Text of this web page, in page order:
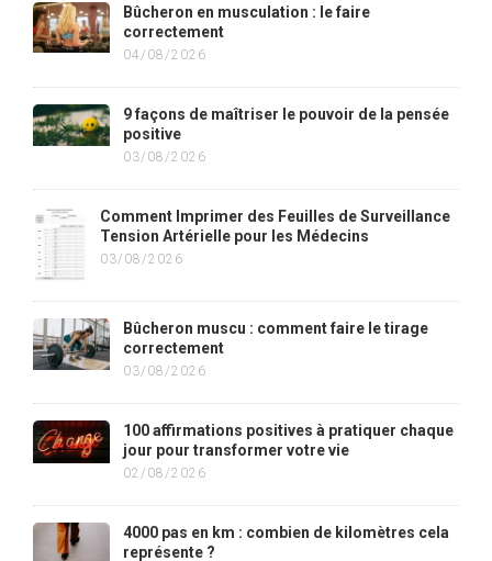
Bûcheron en musculation : le faire
correctement
04/08/2026
9 façons de maîtriser le pouvoir de la pensée
positive
03/08/2026
Comment Imprimer des Feuilles de Surveillance
Tension Artérielle pour les Médecins
03/08/2026
Bûcheron muscu : comment faire le tirage
correctement
03/08/2026
100 affirmations positives à pratiquer chaque
jour pour transformer votre vie
02/08/2026
4000 pas en km : combien de kilomètres cela
représente ?